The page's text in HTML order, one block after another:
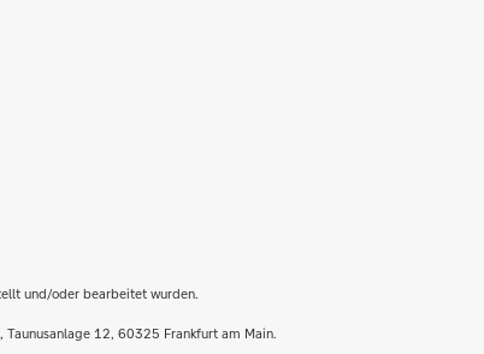
und/oder bearbeitet wurden.
12, 60325 Frankfurt am Main.